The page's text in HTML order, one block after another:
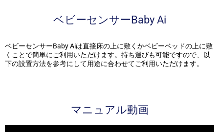
ベビーセンサーBaby Ai
ベビーセンサーBaby Aiは直接床の上に敷くかベビーベッドの上に敷
くことで簡単にご利用いただけます。持ち運びも可能ですので、以
下の設置方法を参考にして用途に合わせてご利用いただけます。
マニュアル動画